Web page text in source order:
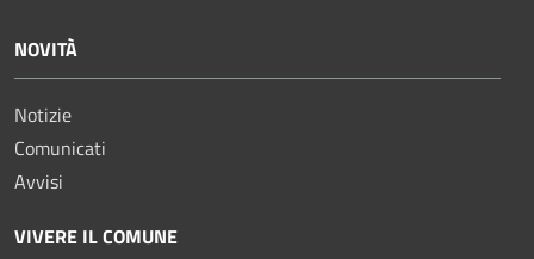
NOVITÀ
Notizie
Comunicati
Avvisi
VIVERE IL COMUNE